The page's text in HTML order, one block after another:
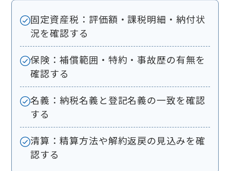
固定資産税：評価額・課税明細・納付状
況を確認する
保険：補償範囲・特約・事故歴の有無を
確認する
名義：納税名義と登記名義の一致を確認
する
清算：精算方法や解約返戻の見込みを確
認する